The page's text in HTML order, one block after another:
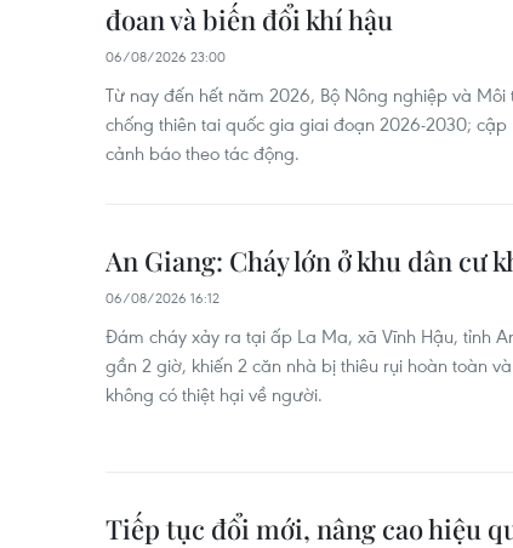
đoan và biến đổi khí hậu
06/08/2026 23:00
Từ nay đến hết năm 2026, Bộ Nông nghiệp và
chống thiên tai quốc gia giai đoạn 2026-2030;
cảnh báo theo tác động.
An Giang: Cháy lớn ở khu dân cư
06/08/2026 16:12
Đám cháy xảy ra tại ấp La Ma, xã Vĩnh Hậu, tỉnh
gần 2 giờ, khiến 2 căn nhà bị thiêu rụi hoàn toàn
không có thiệt hại về người.
Tiếp tục đổi mới, nâng cao hiệu